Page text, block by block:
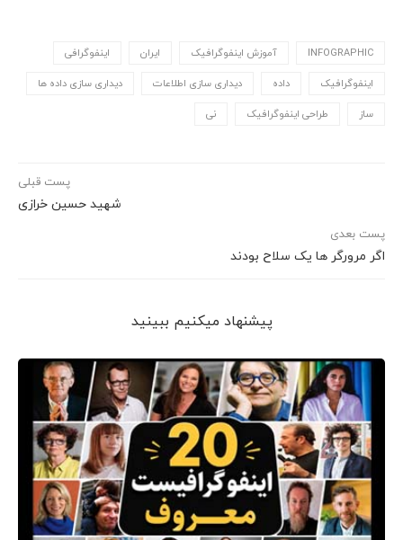
INFOGRAPHIC آموزش اینفوگرافیک ایران اینفوگرافی
اینفوگرافیک داده دیداری سازی اطلاعات دیداری سازی داده ها
ساز طراحی اینفوگرافیک نی
پست قبلی
شهید حسین خرازی
پست بعدی
اگر مرورگر ها یک سلاح بودند
پیشنهاد می‎کنیم ببینید